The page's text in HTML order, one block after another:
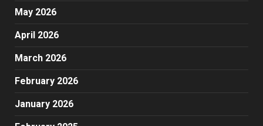
May 2026
April 2026
March 2026
February 2026
January 2026